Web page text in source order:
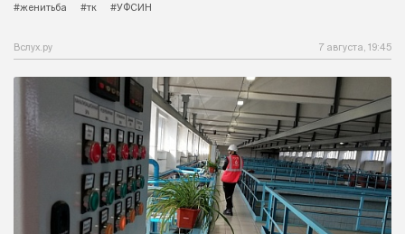
#женитьба
#тк #УФСИН
Вслух.ру 7 августа, 19:45